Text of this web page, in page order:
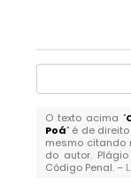
O texto acima "
Poá" é de
mesmo citando
do autor.
Código Penal. –